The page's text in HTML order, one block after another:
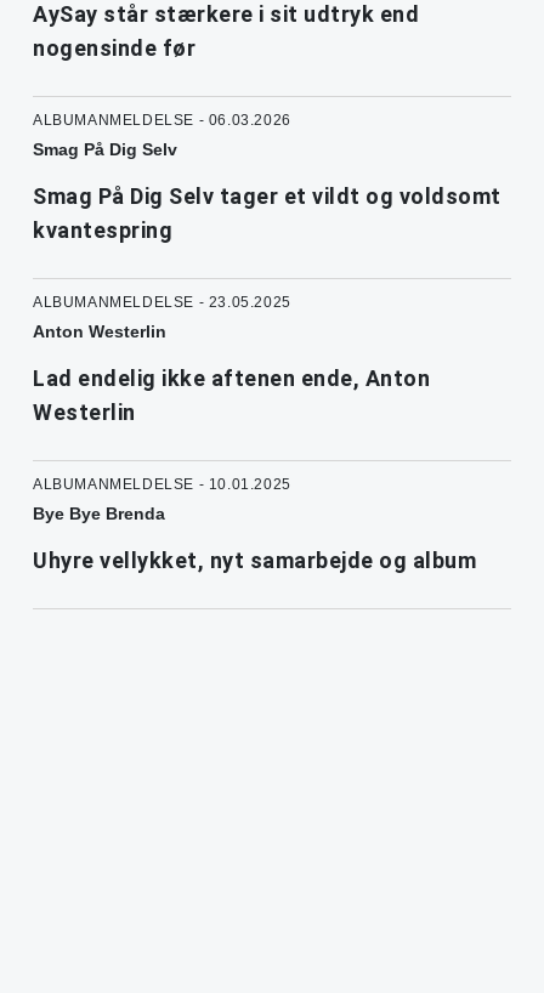
AySay står stærkere i sit udtryk end
nogensinde før
ALBUMANMELDELSE - 06.03.2026
Smag På Dig Selv
Smag På Dig Selv tager et vildt og voldsomt
kvantespring
ALBUMANMELDELSE - 23.05.2025
Anton Westerlin
Lad endelig ikke aftenen ende, Anton
Westerlin
ALBUMANMELDELSE - 10.01.2025
Bye Bye Brenda
Uhyre vellykket, nyt samarbejde og album